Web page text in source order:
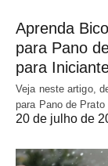
Aprenda
para Pano
para
Veja neste artigo,
para Pano de
20 de julho de